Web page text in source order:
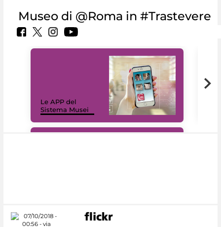
Museo di @Roma in #Trastevere
Le APP del
Sistema Musei